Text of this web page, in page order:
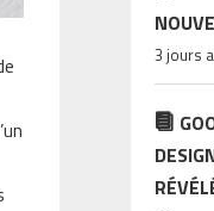
3 jours